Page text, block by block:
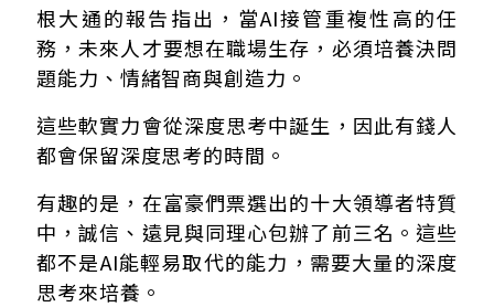
根大通的報告指出，當AI接管重複性高的任
務，未來人才要想在職場生存，必須培養決問
題能力、情緒智商與創造力。
這些軟實力會從深度思考中誕生，因此有錢人
都會保留深度思考的時間。
有趣的是，在富豪們票選出的十大領導者特質
中，誠信、遠見與同理心包辦了前三名。這些
都不是AI能輕易取代的能力，需要大量的深度
思考來培養。